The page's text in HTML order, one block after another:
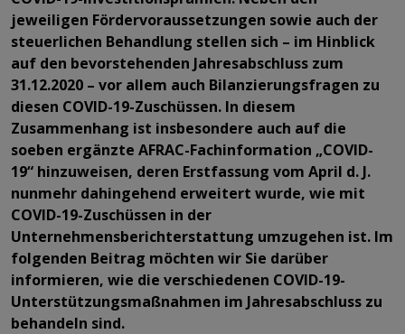
jeweiligen Fördervoraussetzungen sowie auch der
steuerlichen Behandlung stellen sich – im Hinblick
auf den bevorstehenden Jahresabschluss zum
31.12.2020 – vor allem auch Bilanzierungsfragen zu
diesen COVID-19-Zuschüssen. In diesem
Zusammenhang ist insbesondere auch auf die
soeben ergänzte AFRAC-Fachinformation „COVID-
19“ hinzuweisen, deren Erstfassung vom April d. J.
nunmehr dahingehend erweitert wurde, wie mit
COVID-19-Zuschüssen in der
Unternehmensberichterstattung umzugehen ist. Im
folgenden Beitrag möchten wir Sie darüber
informieren, wie die verschiedenen COVID-19-
Unterstützungsmaßnahmen im Jahresabschluss zu
behandeln sind.